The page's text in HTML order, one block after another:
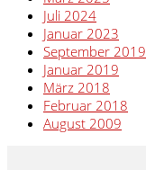
Juli 2024
Januar 2023
September 2019
Januar 2019
März 2018
Februar 2018
August 2009